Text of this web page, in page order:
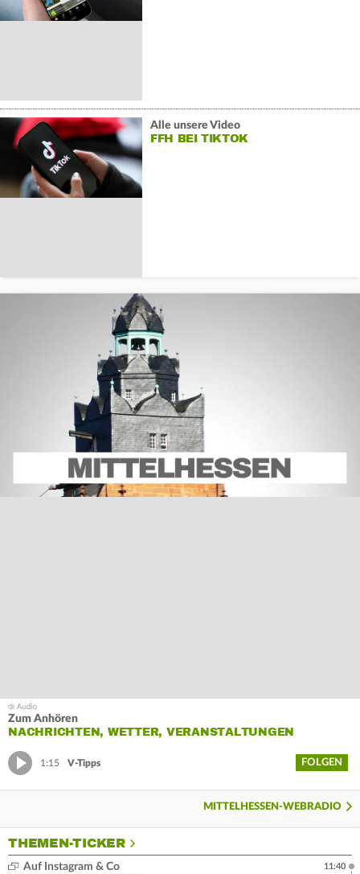
Alle unsere Video
FFH BEI TIKTOK
Zum Anhören
NACHRICHTEN, WETTER, VERANSTALTUNGEN
1:15 V-Tipps FOLGEN
MITTELHESSEN-WEBRADIO
THEMEN-TICKER
Auf Instagram & Co
11:40